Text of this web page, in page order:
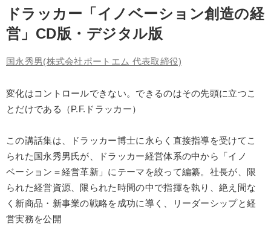
業種
IT・サービス・金融業 コンサルタント 専門家
キーワード
テレビ・ネットで話題 リーダーシップ 経営計画
ドラッカー「イノベーション創造の経
営」CD版・デジタル版
国永秀男(株式会社ポートエム 代表取締役)
変化はコントロールできない。できるのはその先頭に立つこ
とだけである（P.F.ドラッカー）
この講話集は、ドラッカー博士に永らく直接指導を受けてこ
られた国永秀男氏が、ドラッカー経営体系の中から「イノ
ベーション＝経営革新」にテーマを絞って編纂。社長が、限
られた経営資源、限られた時間の中で指揮を執り、絶え間な
く新商品・新事業の戦略を成功に導く、リーダーシップと経
営実務を公開